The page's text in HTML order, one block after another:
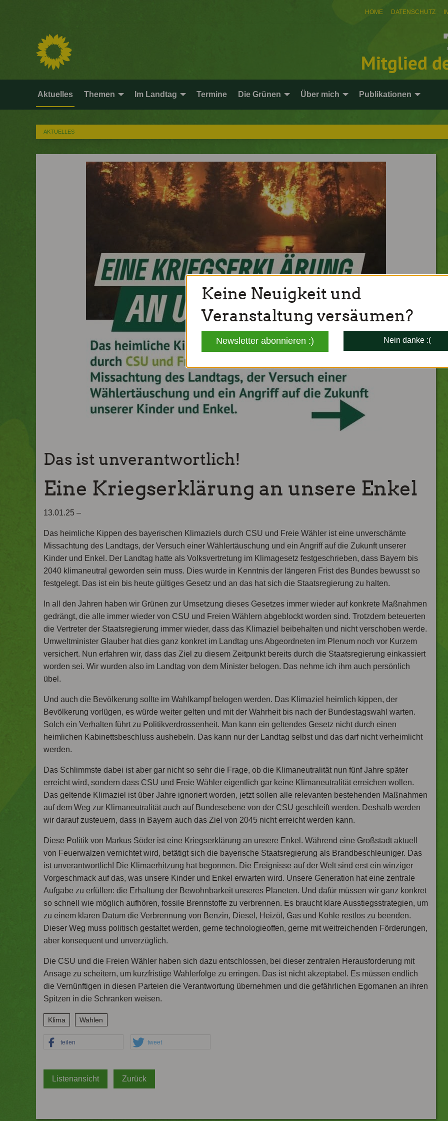
HOME DATENSCHUTZ
Mitglied
Aktuelles Themen Im Landtag Termine Die Grünen Über mich Publikationen
AKTUELLES
Das ist unverantwortlich!
Eine Kriegserklärung an unsere Enkel
13.01.25 –
Das heimliche Kippen des bayerischen Klimaziels durch CSU und Freie Wähler ist eine unverschämte
Missachtung des Landtags, der Versuch einer Wählertäuschung und ein Angriff auf die Zukunft unserer
Kinder und Enkel. Der Landtag hatte als Volksvertretung im Klimagesetz festgeschrieben, dass Bayern bis
2040 klimaneutral geworden sein muss. Dies wurde in Kenntnis der längeren Frist des Bundes bewusst so
festgelegt. Das ist ein bis heute gültiges Gesetz und an das hat sich die Staatsregierung zu halten.
In all den Jahren haben wir Grünen zur Umsetzung dieses Gesetzes immer wieder auf konkrete Maßnahmen
gedrängt, die alle immer wieder von CSU und Freien Wählern abgeblockt worden sind. Trotzdem beteuerten
die Vertreter der Staatsregierung immer wieder, dass das Klimaziel beibehalten und nicht verschoben werde.
Umweltminister Glauber hat dies ganz konkret im Landtag uns Abgeordneten im Plenum noch vor Kurzem
versichert. Nun erfahren wir, dass das Ziel zu diesem Zeitpunkt bereits durch die Staatsregierung einkassiert
worden sei. Wir wurden also im Landtag von dem Minister belogen. Das nehme ich ihm auch persönlich
übel.
Und auch die Bevölkerung sollte im Wahlkampf belogen werden. Das Klimaziel heimlich kippen, der
Bevölkerung vorlügen, es würde weiter gelten und mit der Wahrheit bis nach der Bundestagswahl warten.
Solch ein Verhalten führt zu Politikverdrossenheit. Man kann ein geltendes Gesetz nicht durch einen
heimlichen Kabinettsbeschluss aushebeln. Das kann nur der Landtag selbst und das darf nicht verheimlicht
werden.
Das Schlimmste dabei ist aber gar nicht so sehr die Frage, ob die Klimaneutralität nun fünf Jahre später
erreicht wird, sondern dass CSU und Freie Wähler eigentlich gar keine Klimaneutralität erreichen wollen.
Das geltende Klimaziel ist über Jahre ignoriert worden, jetzt sollen alle relevanten bestehenden Maßnahmen
auf dem Weg zur Klimaneutralität auch auf Bundesebene von der CSU geschleift werden. Deshalb werden
wir darauf zusteuern, dass in Bayern auch das Ziel von 2045 nicht erreicht werden kann.
Diese Politik von Markus Söder ist eine Kriegserklärung an unsere Enkel. Während eine Großstadt aktuell
von Feuerwalzen vernichtet wird, betätigt sich die bayerische Staatsregierung als Brandbeschleuniger. Das
ist unverantwortlich! Die Klimaerhitzung hat begonnen. Die Ereignisse auf der Welt sind erst ein winziger
Vorgeschmack auf das, was unsere Kinder und Enkel erwarten wird. Unsere Generation hat eine zentrale
Aufgabe zu erfüllen: die Erhaltung der Bewohnbarkeit unseres Planeten. Und dafür müssen wir ganz konkret
so schnell wie möglich aufhören, fossile Brennstoffe zu verbrennen. Es braucht klare Ausstiegsstrategien, um
zu einem klaren Datum die Verbrennung von Benzin, Diesel, Heizöl, Gas und Kohle restlos zu beenden.
Dieser Weg muss politisch gestaltet werden, gerne technologieoffen, gerne mit weitreichenden Förderungen,
aber konsequent und unverzüglich.
Die CSU und die Freien Wähler haben sich dazu entschlossen, bei dieser zentralen Herausforderung mit
Ansage zu scheitern, um kurzfristige Wahlerfolge zu erringen. Das ist nicht akzeptabel. Es müssen endlich
die Vernünftigen in diesen Parteien die Verantwortung übernehmen und die gefährlichen Egomanen an ihren
Spitzen in die Schranken weisen.
Klima Wahlen
teilen tweet
Listenansicht Zurück
Keine Neuigkeit und
Veranstaltung versäumen?
Newsletter abonnieren :) Nein danke :(